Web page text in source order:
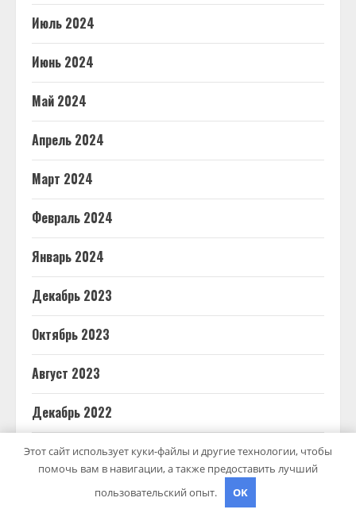
Июль 2024
Июнь 2024
Май 2024
Апрель 2024
Март 2024
Февраль 2024
Январь 2024
Декабрь 2023
Октябрь 2023
Август 2023
Декабрь 2022
Март 2022
Этот сайт использует куки-файлы и другие технологии, чтобы
помочь вам в навигации, а также предоставить лучший
пользовательский опыт.
OK